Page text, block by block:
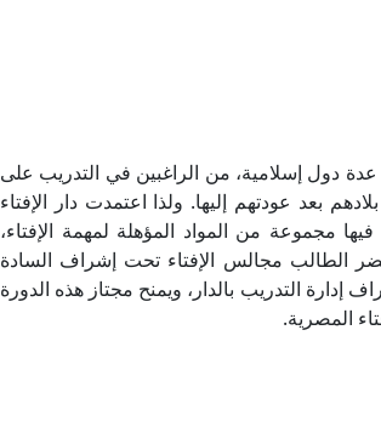
دول إسلامية، من الراغبين في التدريب على
بعد عودتهم إليها. ولذا اعتمدت دار الإفتاء
مجموعة من المواد المؤهلة لمهمة الإفتاء،
الطالب مجالس الإفتاء تحت إشراف السادة
إدارة التدريب بالدار، ويمنح مجتاز هذه الدورة
المصرية.